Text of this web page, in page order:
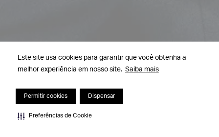
Este site usa cookies para garantir que você obtenha a
melhor experiência em nosso site. Saiba mais
Permitir cookies Dispensar
Preferências de Cookie